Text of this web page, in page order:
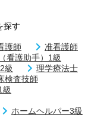
探す
護師
准看護師
看護助手）1級
級
理学療法士
検査技師
級
ホームヘルパー3級